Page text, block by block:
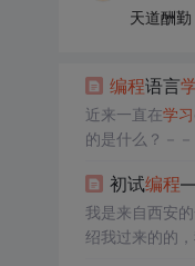
天道酬勤
编程语言
近来一直在学习
的是什么？－
有一些了，只
初试编程
绍我过来的的